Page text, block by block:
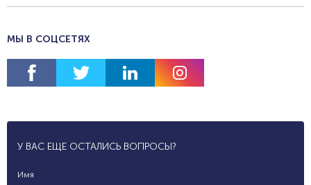
МЫ В СОЦСЕТЯХ
У ВАС ЕЩЕ ОСТАЛИСЬ ВОПРОСЫ?
Имя